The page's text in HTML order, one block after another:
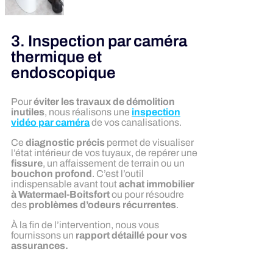
3. Inspection par caméra
thermique et
endoscopique
Pouréviter les travaux de démolition
inutiles, nous réalisons une inspection
vidéo par camérade vos canalisations.
Ce diagnostic précis permet de visualiser
l’état intérieur de vos tuyaux, de repérer une
fissure, un affaissement de terrain ou un
bouchon profond. C’est l’outil
indispensable avant toutachat immobilier
à Watermael-Boitsfortou pour résoudre
des problèmes d’odeurs récurrentes.
À la fin de l’intervention, nous vous
fournissons un rapport détaillé pour vos
assurances.